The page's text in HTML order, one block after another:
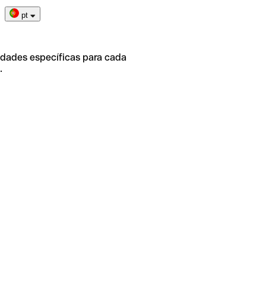
pt
específicas para cada